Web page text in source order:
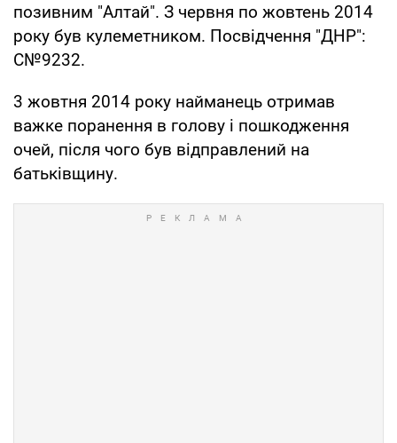
позивним "Алтай". З червня по жовтень 2014
року був кулеметником. Посвідчення "ДНР":
С№9232.
3 жовтня 2014 року найманець отримав
важке поранення в голову і пошкодження
очей, після чого був відправлений на
батьківщину.